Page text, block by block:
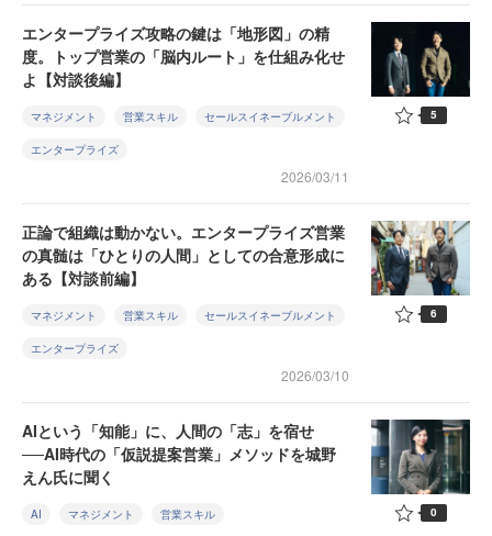
エンタープライズ攻略の鍵は「地形図」の精
度。トップ営業の「脳内ルート」を仕組み化せ
よ【対談後編】
マネジメント 営業スキル セールスイネーブルメント
エンタープライズ
2026/03/11
5
正論で組織は動かない。エンタープライズ営業
の真髄は「ひとりの人間」としての合意形成に
ある【対談前編】
マネジメント 営業スキル セールスイネーブルメント
エンタープライズ
2026/03/10
6
AIという「知能」に、人間の「志」を宿せ
──AI時代の「仮説提案営業」メソッドを城野
えん氏に聞く
AI マネジメント 営業スキル 0